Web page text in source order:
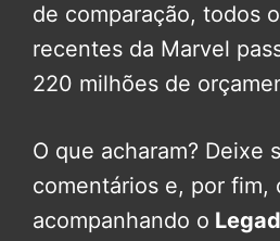
de comparação, todos
recentes da Marvel
220 milhões de
O que acharam? Deixe
comentários e, por fim,
acompanhando o